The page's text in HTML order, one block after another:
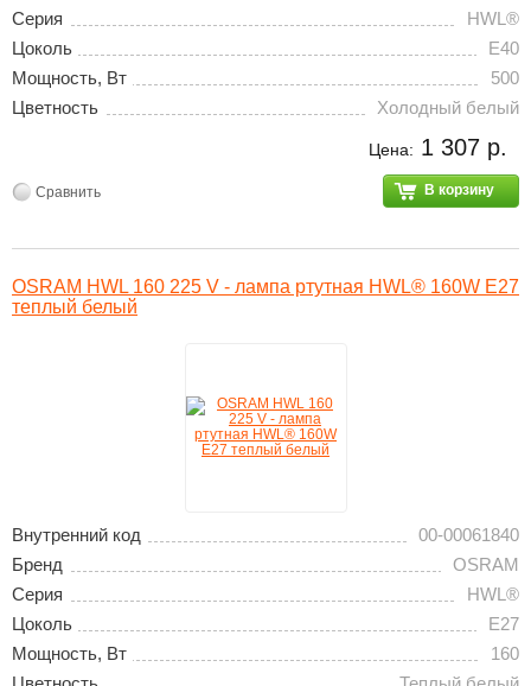
Серия
HWL®
Цоколь
E40
Мощность, Вт
500
Цветность
Холодный белый
Цена: 1 307 р.
В корзину
Сравнить
OSRAM HWL 160 225 V - лампа ртутная HWL® 160W E27
теплый белый
Внутренний код
00-00061840
Бренд
OSRAM
Серия
HWL®
Цоколь
E27
Мощность, Вт
160